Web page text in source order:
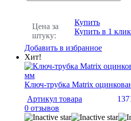
Цена за
штуку:
Купить
Купить в 1 клик
Добавить в избранное
Хит!
Ключ-трубка Matrix
Артикул товара
0 отзывов